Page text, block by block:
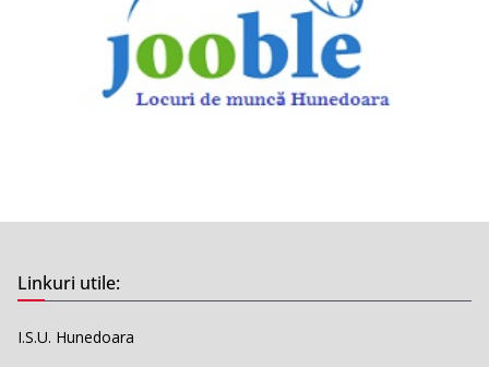
Linkuri utile:
I.S.U. Hunedoara